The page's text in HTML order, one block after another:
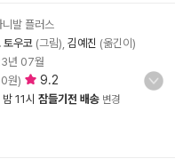
발 플러스
토우코 (그림), 김예진 (옮긴이)
년 07월
원) 9.2
11시 잠들기전 배송 변경